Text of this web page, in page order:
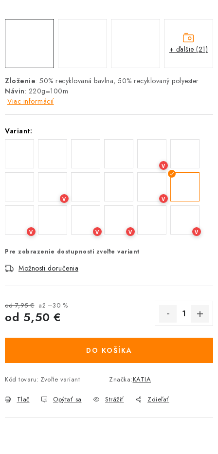
Zloženie: 50% recyklovaná bavlna, 50% recyklovaný polyester
Návin: 220g=100m
Viac informácií
Variant:
V
V V
V V V V
Pre zobrazenie dostupnosti zvoľte variant
Možnosti doručenia
od 7,95 € až –30 %
od 5,50 €
DO KOŠÍKA
Kód tovaru: Zvoľte variant Značka:KATIA
Tlač Opýtať sa Strážiť Zdieľať
+ ďalšie (21)